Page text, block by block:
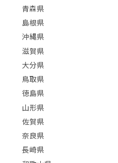
青森県
島根県
沖縄県
滋賀県
大分県
鳥取県
徳島県
山形県
佐賀県
奈良県
長崎県